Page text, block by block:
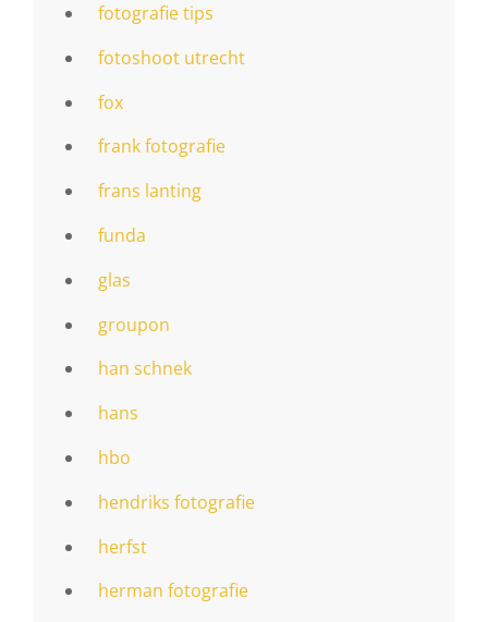
fotografie tips
fotoshoot utrecht
fox
frank fotografie
frans lanting
funda
glas
groupon
han schnek
hans
hbo
hendriks fotografie
herfst
herman fotografie